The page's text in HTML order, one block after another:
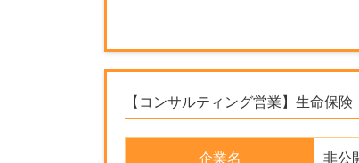
【コンサルティング営業】生命保
企業名 非公